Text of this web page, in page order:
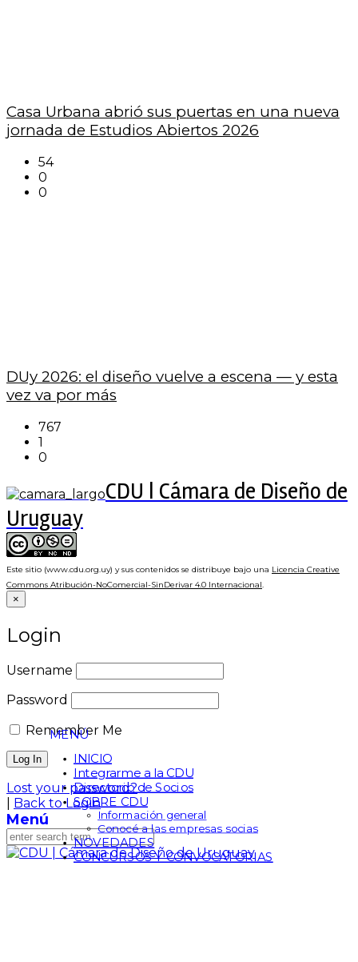
Casa Urbana abrió sus puertas en una nueva
jornada de Estudios Abiertos 2026
54
0
0
DUy 2026: el diseño vuelve a escena — y esta
vez va por más
767
1
0
CDU | Cámara de Diseño de
Uruguay
Este sitio (www.cdu.org.uy) y sus contenidos se distribuye bajo una Licencia Creative
Commons Atribución-NoComercial-SinDerivar 4.0 Internacional.
×
Login
Username
Password
Remember Me
Lost your password?
Back to Login
Menú
MENÚ
INICIO
Integrarme a la CDU
Directorio de Socios
SOBRE CDU
Información general
Conocé a las empresas socias
NOVEDADES
CONCURSOS Y CONVOCATORIAS